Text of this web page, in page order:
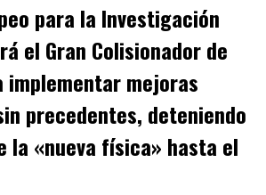
para la Investigación
el Gran Colisionador de
implementar mejoras
precedentes, deteniendo
la «nueva física» hasta el